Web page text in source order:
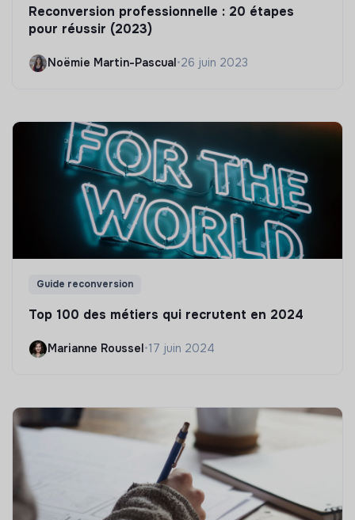
Reconversion professionnelle : 20 étapes
pour réussir (2023)
Noëmie Martin-Pascual •26 juin 2023
Guide reconversion
Top 100 des métiers qui recrutent en 2024
Marianne Roussel•17 juin 2024